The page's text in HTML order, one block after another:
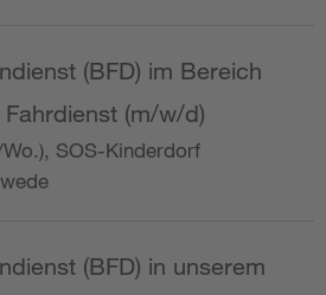
(BFD) im Bereich
(m/w/d)
SOS-Kinderdorf
(BFD) in unserem